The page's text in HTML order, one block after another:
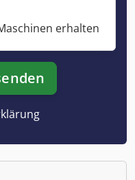
erhalten